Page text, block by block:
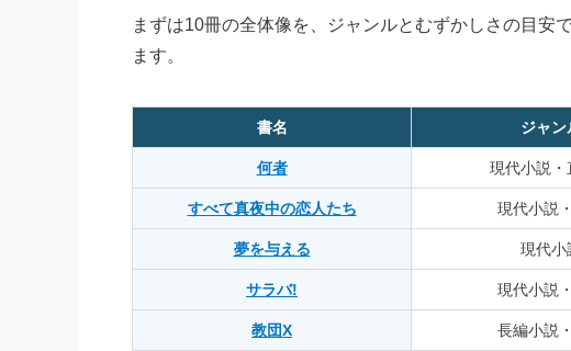
まずは10冊の全体像を、ジャンルとむずかしさの目安
ます。
書名 ジャン
何者 現代小説・
すべて真夜中の恋人たち 現代小説
夢を与える 現代小
サラバ! 現代小説
教団X 長編小説